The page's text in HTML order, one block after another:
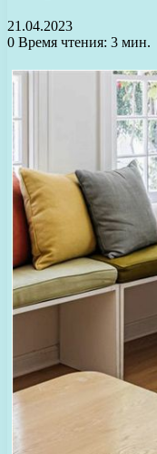
21.04.2023
0 Время чтения: 3 мин.